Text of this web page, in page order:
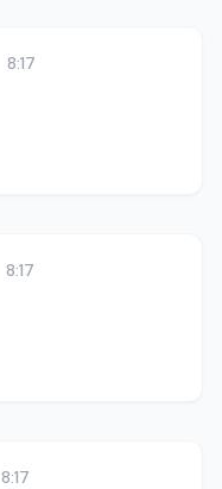
8:17
8:17
8:17